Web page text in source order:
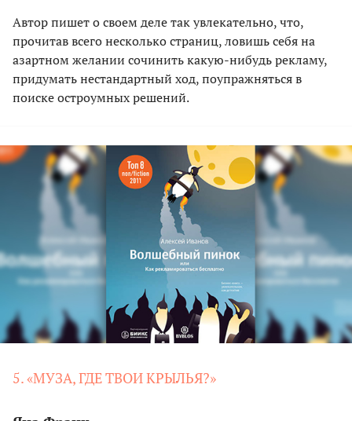
Автор пишет о своем деле так увлекательно, что,
прочитав всего несколько страниц, ловишь себя на
азартном желании сочинить какую-нибудь рекламу,
придумать нестандартный ход, поупражняться в
поиске остроумных решений.
5. «МУЗА, ГДЕ ТВОИ КРЫЛЬЯ?»